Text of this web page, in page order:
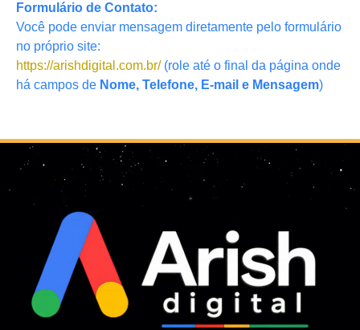
Formulário de Contato:
Você pode enviar mensagem diretamente pelo formulário
no próprio site:
https://arishdigital.com.br/(role até o final da página onde
há campos de Nome, Telefone, E-mail e Mensagem)